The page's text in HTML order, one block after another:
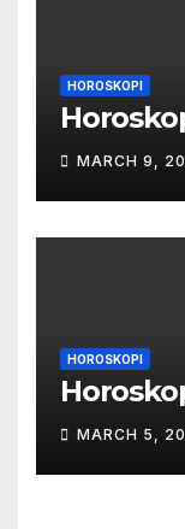
HOROSKOPI
MARCH 9,
HOROSKOPI
MARCH 5,